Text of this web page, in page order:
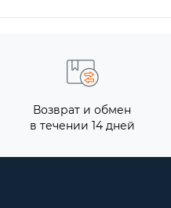
Возврат и обмен
в течении 14 дней